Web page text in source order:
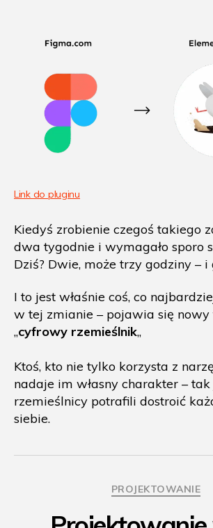
Link do pluginu
Kiedyś zrobienie czegoś takiego
dwa tygodnie i wymagało sporo
Dziś? Dwie, może trzy godziny – i
I to jest właśnie coś, co
w tej zmianie – pojawia się
„cyfrowy rzemieślnik„
Ktoś, kto nie tylko korzysta z
nadaje im własny charakter –
rzemieślnicy potrafili dostroić
siebie.
Kategorie
PROJEKTOWANIE